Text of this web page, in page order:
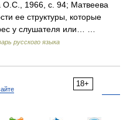
О.С., 1966, с. 94; Матвеева
ее структуры, которые
у слушателя или… …
русского языка
18+